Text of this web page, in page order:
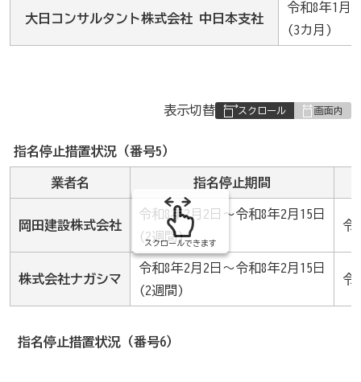
大日コンサルタント株式会社 中日本支社
令和8年1月
(3カ月)
表
み
の
表示切替
指名停止措置状況（番号5）
業者名 指名停止期間
岡田建設株式会社
令和8年2月2日～令和8年2月15日
(2週間)
令
株式会社ナガシマ
令和8年2月2日～令和8年2月15日
(2週間)
令
スクロールできます
指名停止措置状況（番号6）